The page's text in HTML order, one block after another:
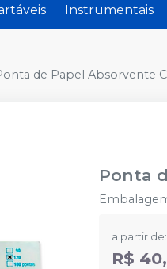
Instrumentais
de Papel Absorvente
Ponta
a partir de:
R$